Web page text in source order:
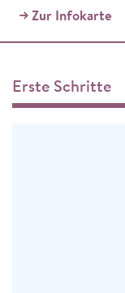
Zur Infokarte
Erste Schritte